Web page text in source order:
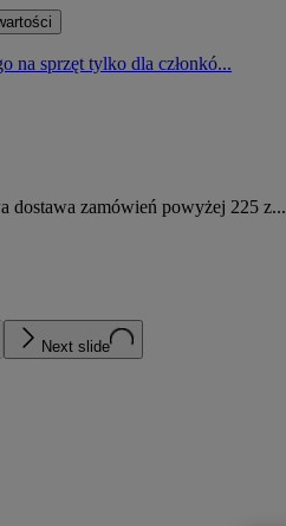
na sprzęt tylko dla członkó...
dostawa zamówień powyżej 225 z...
Next slide